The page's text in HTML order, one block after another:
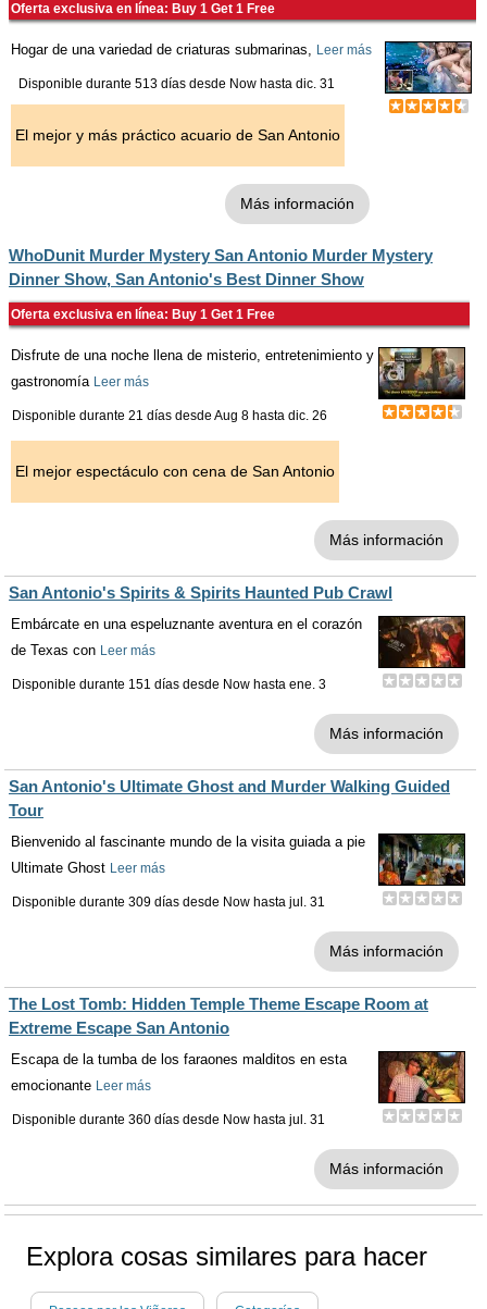
Oferta exclusiva en línea: Buy 1 Get 1 Free
Hogar de una variedad de criaturas submarinas, Leer más
Disponible durante 513 días desde Now hasta dic. 31
El mejor y más práctico acuario de San Antonio
Más información
WhoDunit Murder Mystery San Antonio Murder Mystery
Dinner Show, San Antonio's Best Dinner Show
Oferta exclusiva en línea: Buy 1 Get 1 Free
Disfrute de una noche llena de misterio, entretenimiento y
gastronomía Leer más
Disponible durante 21 días desde Aug 8 hasta dic. 26
El mejor espectáculo con cena de San Antonio
Más información
San Antonio's Spirits & Spirits Haunted Pub Crawl
Embárcate en una espeluznante aventura en el corazón
de Texas con Leer más
Disponible durante 151 días desde Now hasta ene. 3
Más información
San Antonio's Ultimate Ghost and Murder Walking Guided
Tour
Bienvenido al fascinante mundo de la visita guiada a pie
Ultimate Ghost Leer más
Disponible durante 309 días desde Now hasta jul. 31
Más información
The Lost Tomb: Hidden Temple Theme Escape Room at
Extreme Escape San Antonio
Escapa de la tumba de los faraones malditos en esta
emocionante Leer más
Disponible durante 360 días desde Now hasta jul. 31
Más información
Explora cosas similares para hacer